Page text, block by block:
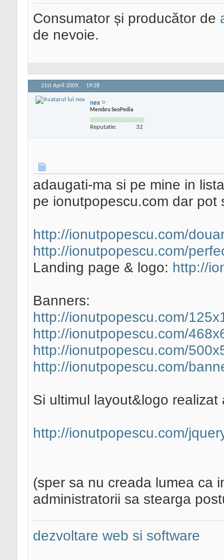
Consumator și producător de
de nevoie.
21st April 2009, 19:28
nex
Membru SeoPedia
Reputatie: 32
adaugati-ma si pe mine in
pe ionutpopescu.com dar pot
http://ionutpopescu.com/
http://ionutpopescu.com/
Landing page & logo: http://
Banners:
http://ionutpopescu.com/
http://ionutpopescu.com/
http://ionutpopescu.com/
http://ionutpopescu.com/
Si ultimul layout&logo
http://ionutpopescu.com/
(sper sa nu creada lumea ca
administratorii sa stearga
dezvoltare web si software